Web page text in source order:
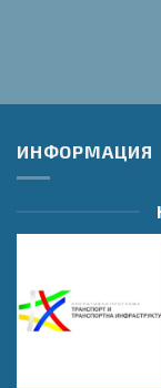
ИНФОРМАЦИЯ